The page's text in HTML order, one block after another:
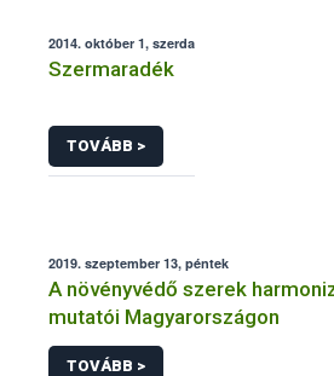
2014. október 1, szerda
Szermaradék
TOVÁBB >
2019. szeptember 13, péntek
A növényvédő szerek
mutatói Magyarországon
TOVÁBB >